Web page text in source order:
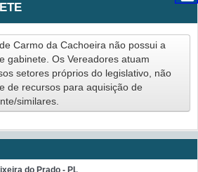
Carmo da Cachoeira não possui a
gabinete. Os Vereadores atuam
setores próprios do legislativo, não
de recursos para aquisição de
similares.
do Prado - PL